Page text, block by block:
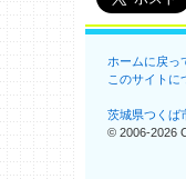
ホームに戻っ
このサイトに
茨城県つくば
© 2006-2026